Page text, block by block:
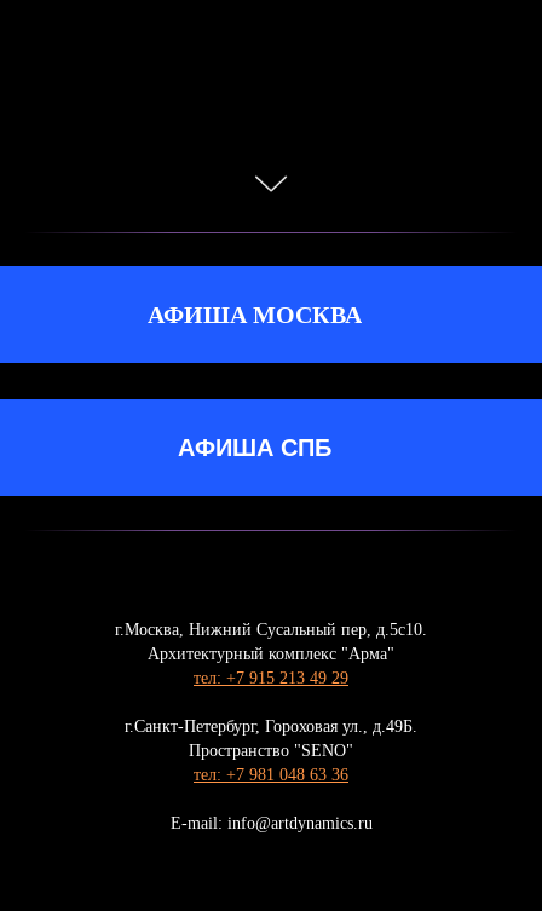
АФИША МОСКВА
АФИША СПБ
г.Москва, Нижний Сусальный пер, д.5с10.
Архитектурный комплекс "Арма"
тел: +7 915 213 49 29
г.Санкт-Петербург, Гороховая ул., д.49Б.
Пространство "SENO"
тел: +7 981 048 63 36
E-mail: info@artdynamics.ru